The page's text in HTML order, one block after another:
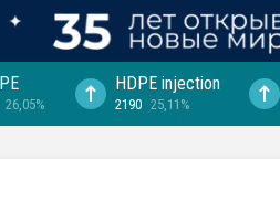
26,05%
HDPE injection
2190 25,11%